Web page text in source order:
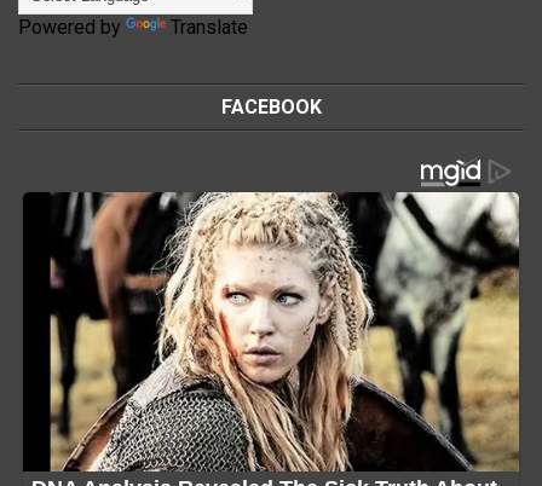
Powered by Translate
FACEBOOK